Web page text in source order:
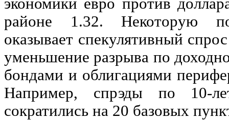
районе 1.32. Некоторую
оказывает спекулятивный
уменьшение разрыва по
бондами и облигациями
Например, спрэды по 10-
сократились на 20 базовых